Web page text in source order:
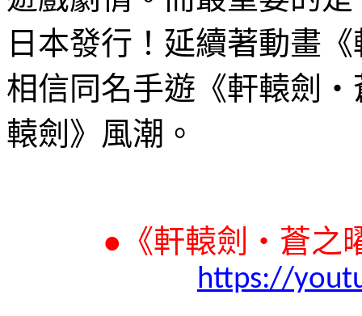
日本發行！延續著動畫
相信同名手遊《軒轅劍‧
轅劍》風潮。
● 《軒轅劍‧蒼之
https://